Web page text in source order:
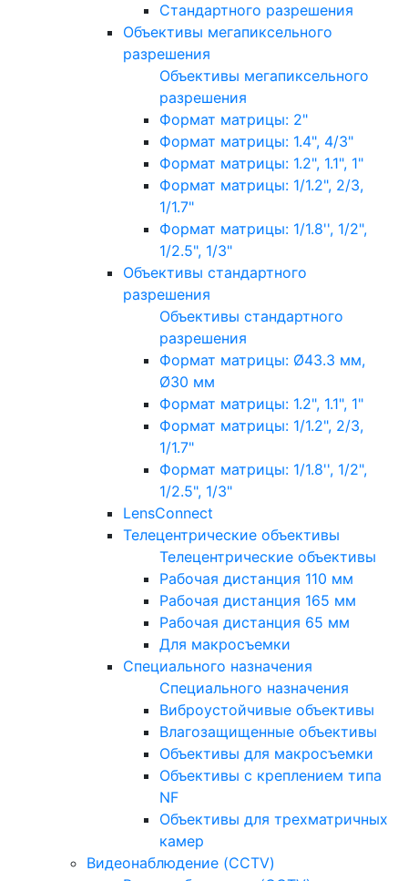
Стандартного разрешения
Объективы мегапиксельного
разрешения
Объективы мегапиксельного
разрешения
Формат матрицы: 2"
Формат матрицы: 1.4", 4/3"
Формат матрицы: 1.2", 1.1", 1"
Формат матрицы: 1/1.2", 2/3,
1/1.7"
Формат матрицы: 1/1.8'', 1/2",
1/2.5", 1/3"
Объективы стандартного
разрешения
Объективы стандартного
разрешения
Формат матрицы: Ø43.3 мм,
Ø30 мм
Формат матрицы: 1.2", 1.1", 1"
Формат матрицы: 1/1.2", 2/3,
1/1.7"
Формат матрицы: 1/1.8'', 1/2",
1/2.5", 1/3"
LensConnect
Телецентрические объективы
Телецентрические объективы
Рабочая дистанция 110 мм
Рабочая дистанция 165 мм
Рабочая дистанция 65 мм
Для макросъемки
Специального назначения
Специального назначения
Виброустойчивые объективы
Влагозащищенные объективы
Объективы для макросъемки
Объективы с креплением типа
NF
Объективы для трехматричных
камер
Видеонаблюдение (CCTV)